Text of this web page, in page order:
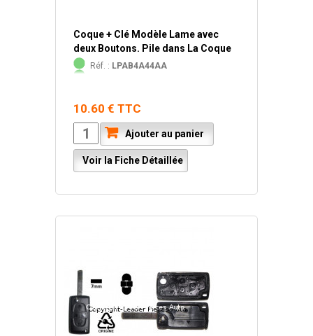
Coque + Clé Modèle Lame avec
deux Boutons. Pile dans La Coque
Réf. : LPAB4A44AA
10.60 € TTC
Ajouter au panier
Voir la Fiche Détaillée